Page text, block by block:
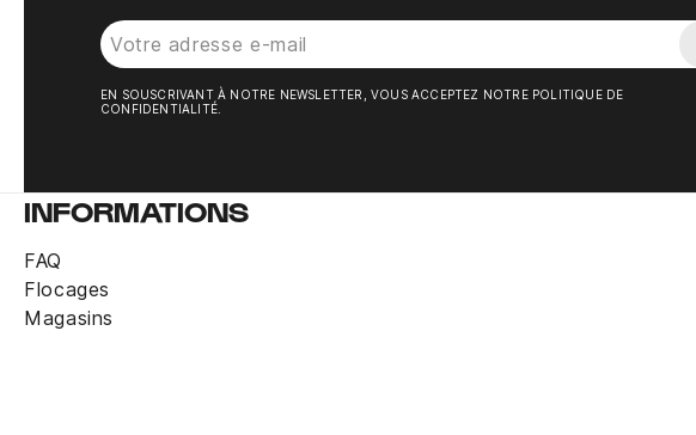
EN SOUSCRIVANT À NOTRE NEWSLETTER, VOUS ACCEPTEZ NOTRE POLITIQUE DE
CONFIDENTIALITÉ.
INFORMATIONS
FAQ
Flocages
Magasins